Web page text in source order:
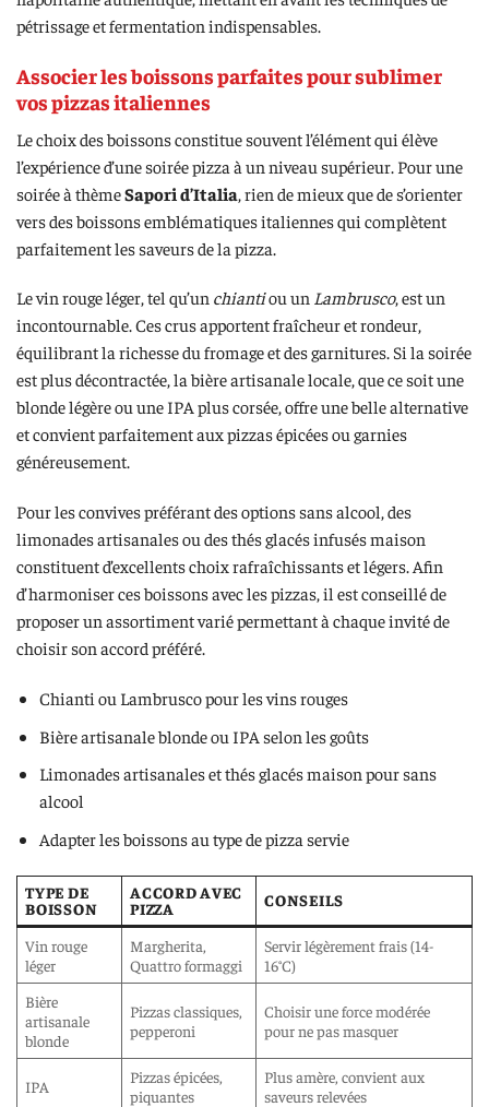
pétrissage et fermentation indispensables.
Associer les boissons parfaites pour sublimer
vos pizzas italiennes
Le choix des boissons constitue souvent l’élément qui élève
l’expérience d’une soirée pizza à un niveau supérieur. Pour une
soirée à thèmeSapori d’Italia , rien de mieux que de s’orienter
vers des boissons emblématiques italiennes qui complètent
parfaitement les saveurs de la pizza.
Le vin rouge léger, tel qu’un chiantiou un Lambrusco, est un
incontournable. Ces crus apportent fraîcheur et rondeur,
équilibrant la richesse du fromage et des garnitures. Si la soirée
est plus décontractée, la bière artisanale locale, que ce soit une
blonde légère ou une IPA plus corsée, offre une belle alternative
et convient parfaitement aux pizzas épicées ou garnies
généreusement.
Pour les convives préférant des options sans alcool, des
limonades artisanales ou des thés glacés infusés maison
constituent d’excellents choix rafraîchissants et légers. Afin
d’harmoniser ces boissons avec les pizzas, il est conseillé de
proposer un assortiment varié permettant à chaque invité de
choisir son accord préféré.
Chianti ou Lambrusco pour les vins rouges
Bière artisanale blonde ou IPA selon les goûts
Limonades artisanales et thés glacés maison pour sans
alcool
Adapter les boissons au type de pizza servie
TYPE DE
BOISSON
ACCORD AVEC
PIZZA
CONSEILS
Vin rouge
léger
Margherita,
Quattro formaggi
Servir légèrement frais (14-
16°C)
Bière
artisanale
blonde
Pizzas classiques,
pepperoni
Choisir une force modérée
pour ne pas masquer
IPA
Pizzas épicées,
piquantes
Plus amère, convient aux
saveurs relevées